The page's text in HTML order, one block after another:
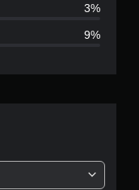
5
부
3%
9%